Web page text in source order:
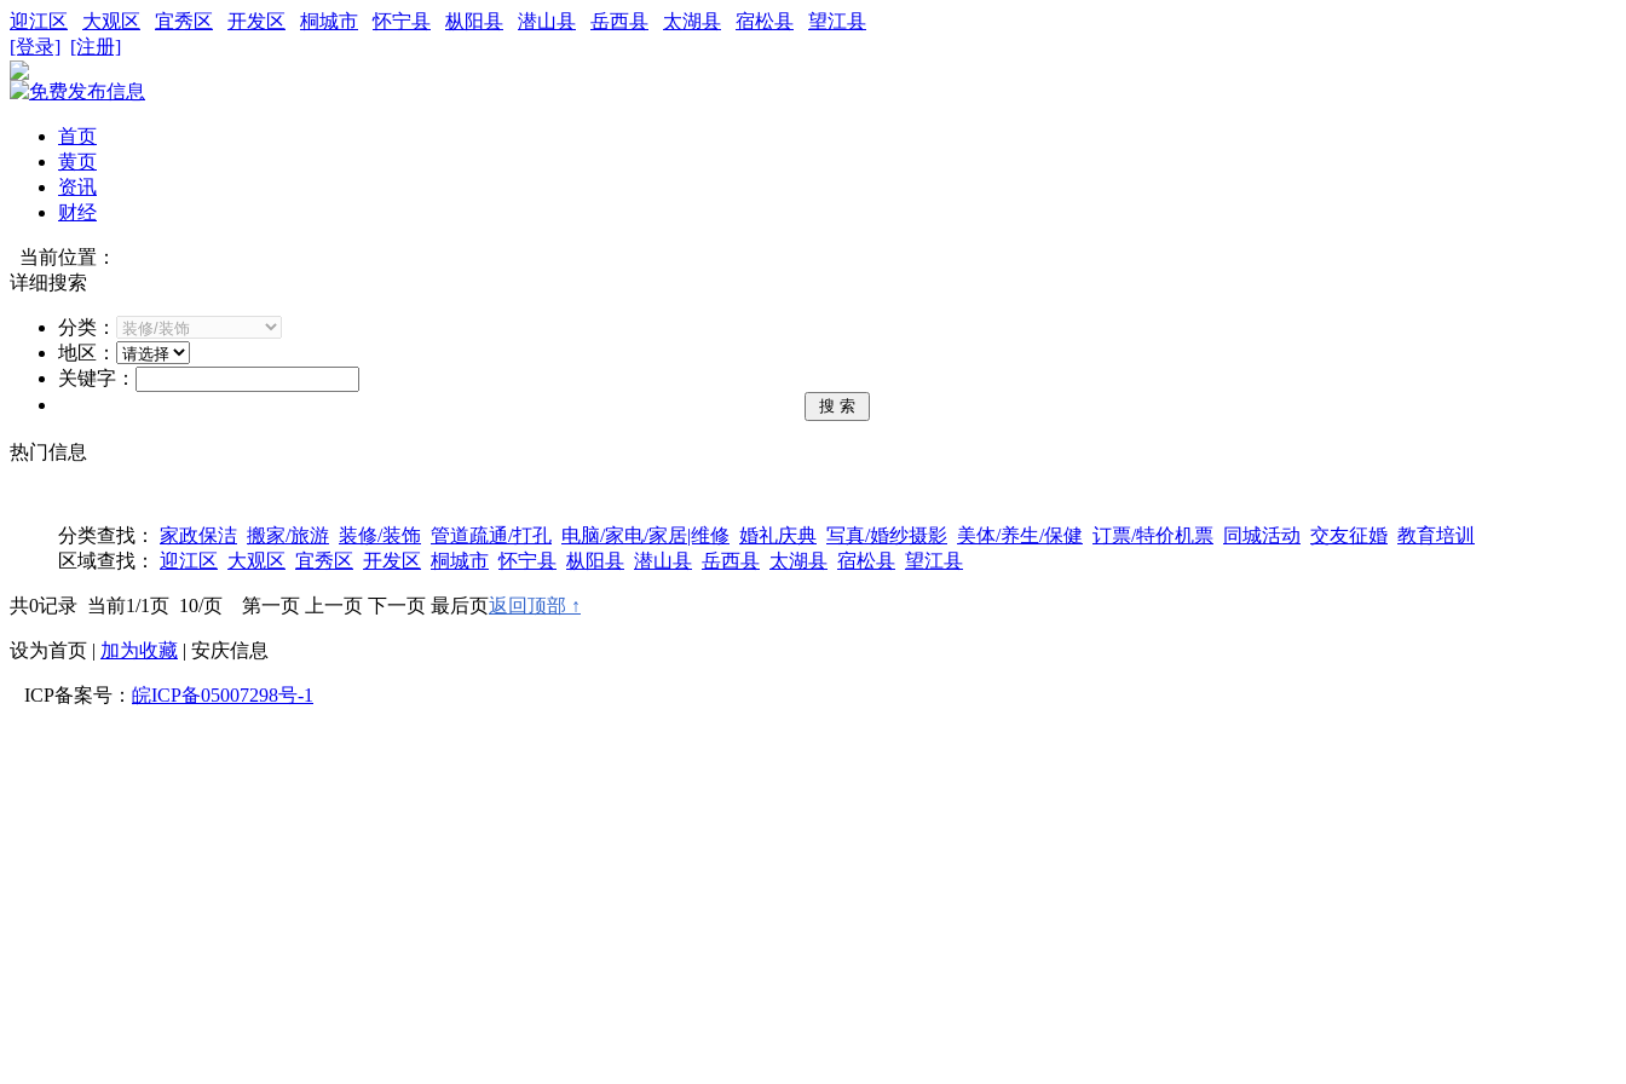
迎江区 大观区 宜秀区 开发区 桐城市 怀宁县 枞阳县 潜山县 岳西县 太湖县 宿松县
望江县
[登录] [注册]
首页
黄页
资讯
财经
当前位置：
详细搜索
分类：
地区：
关键字：
热门信息
分类查找： 家政保洁 搬家/旅游 装修/装饰 管道疏通/打孔 电脑/家电/家居|维修 婚礼庆典 写真/婚纱摄影 美体/养生/保健 订票/特价机票 同城活动 交友征婚 教育培训
区域查找： 迎江区 大观区 宜秀区 开发区 桐城市 怀宁县 枞阳县 潜山县 岳西县 太湖县 宿松县 望江县
返回顶部 ↑
共0记录 当前1/1页 10/页 第一页 上一页 下一页 最后页
设为首页 | 加为收藏 | 安庆信息
ICP备案号： 皖ICP备05007298号-1